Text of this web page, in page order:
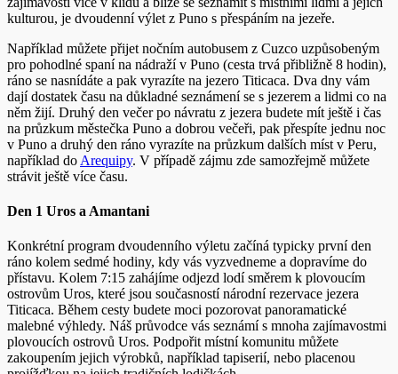
kulturou, je dvoudenní výlet z Puno s přespáním na jezeře.
Například můžete přijet nočním autobusem z Cuzco uzpůsobeným
pro pohodlné spaní na nádraží v Puno (cesta trvá přibližně 8 hodin),
ráno se nasnídáte a pak vyrazíte na jezero Titicaca. Dva dny vám
dají dostatek času na důkladné seznámení se s jezerem a lidmi co na
něm žijí. Druhý den večer po návratu z jezera budete mít ještě i čas
na průzkum městečka Puno a dobrou večeři, pak přespíte jednu noc
v Puno a druhý den ráno vyrazíte na průzkum dalších míst v Peru,
například do Arequipy. V případě zájmu zde samozřejmě můžete
strávit ještě více času.
Den 1 Uros a Amantani
Konkrétní program dvoudenního výletu začíná typicky první den
ráno kolem sedmé hodiny, kdy vás vyzvedneme a dopravíme do
přístavu. Kolem 7:15 zahájíme odjezd lodí směrem k plovoucím
ostrovům Uros, které jsou současností národní rezervace jezera
Titicaca. Během cesty budete moci pozorovat panoramatické
malebné výhledy. Náš průvodce vás seznámí s mnoha zajímavostmi
plovoucích ostrovů Uros. Podpořit místní komunitu můžete
zakoupením jejich výrobků, například tapiserií, nebo placenou